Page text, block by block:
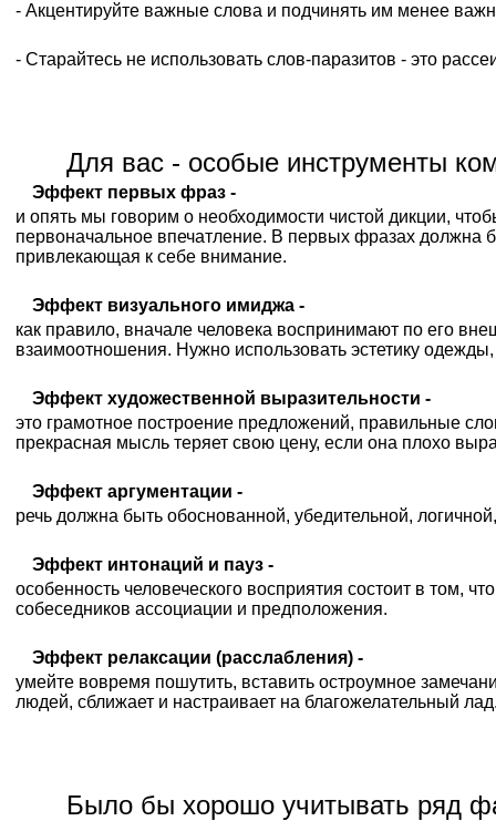
- Акцентируйте важные слова и подчинять им менее
- Старайтесь не использовать слов-паразитов - это
Для вас - особые инструменты
Эффект первых фраз -
и опять мы говорим о необходимости чистой дикции,
первоначальное впечатление. В первых фразах должна
привлекающая к себе внимание.
Эффект визуального имиджа -
как правило, вначале человека воспринимают по его
взаимоотношения. Нужно использовать эстетику
Эффект художественной выразительности -
это грамотное построение предложений, правильные
прекрасная мысль теряет свою цену, если она плохо
Эффект аргументации -
речь должна быть обоснованной, убедительной,
Эффект интонаций и пауз -
особенность человеческого восприятия состоит в
собеседников ассоциации и предположения.
Эффект релаксации (расслабления) -
умейте вовремя пошутить, вставить остроумное
людей, сближает и настраивает на благожелательный
Было бы хорошо учитывать ряд